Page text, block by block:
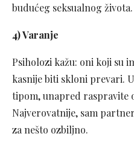
budućeg seksualnog života.
4) Varanje
Psiholozi kažu: oni koji su
kasnije biti skloni prevari.
tipom, unapred raspravite
Najverovatnije, sam
za nešto ozbiljno.